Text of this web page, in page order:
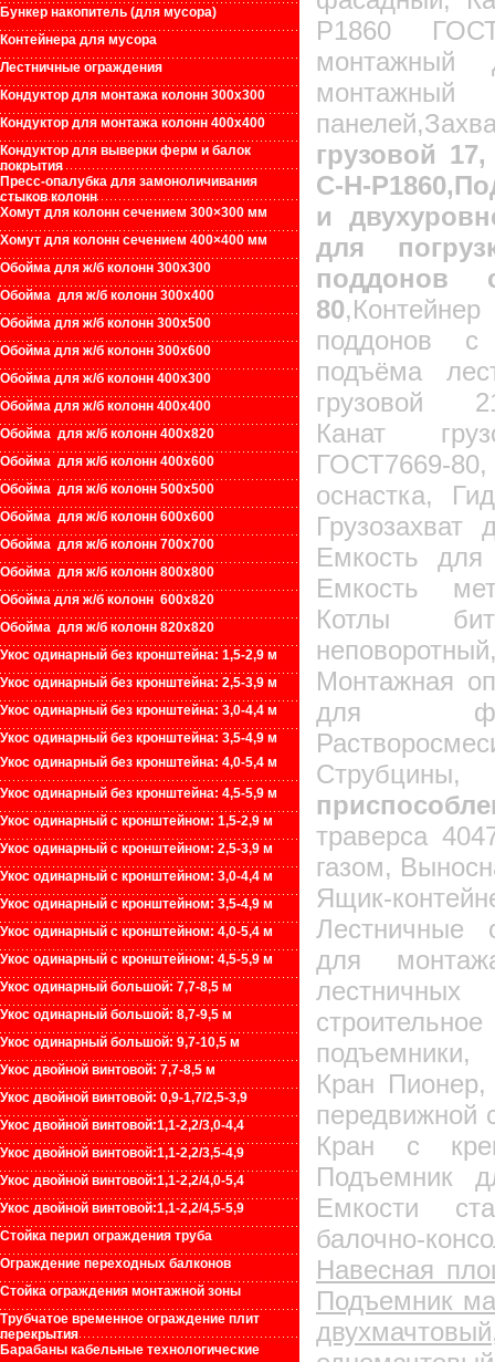
Бункер накопитель (для мусора)
Контейнера для мусора
Лестничные ограждения
Кондуктор для монтажа колонн 300х300
Кондуктор для монтажа колонн 400х400
Кондуктор для выверки ферм и балок
покрытия
Пресс-опалубка для замоноличивания
стыков колонн
Хомут для колонн сечением 300×300 мм
Хомут для колонн сечением 400×400 мм
Обойма для ж/б колонн 300х300
Обойма для ж/б колонн 300х400
Обойма для ж/б колонн 300х500
Обойма для ж/б колонн 300х600
Обойма для ж/б колонн 400х300
Обойма для ж/б колонн 400х400
Обойма для ж/б колонн 400х820
Обойма для ж/б колонн 400х600
Обойма для ж/б колонн 500х500
Обойма для ж/б колонн 600х600
Обойма для ж/б колонн 700х700
Обойма для ж/б колонн 800х800
Обойма для ж/б колонн 600х820
Обойма для ж/б колонн 820х820
Укос одинарный без кронштейна: 1,5-2,9 м
Укос одинарный без кронштейна: 2,5-3,9 м
Укос одинарный без кронштейна: 3,0-4,4 м
Укос одинарный без кронштейна: 3,5-4,9 м
Укос одинарный без кронштейна: 4,0-5,4 м
Укос одинарный без кронштейна: 4,5-5,9 м
Укос одинарный с кронштейном: 1,5-2,9 м
Укос одинарный с кронштейном: 2,5-3,9 м
Укос одинарный с кронштейном: 3,0-4,4 м
Укос одинарный с кронштейном: 3,5-4,9 м
Укос одинарный с кронштейном: 4,0-5,4 м
Укос одинарный с кронштейном: 4,5-5,9 м
Укос одинарный большой: 7,7-8,5 м
Укос одинарный большой: 8,7-9,5 м
Укос одинарный большой: 9,7-10,5 м
Укос двойной винтовой: 7,7-8,5 м
Укос двойной винтовой: 0,9-1,7/2,5-3,9
Укос двойной винтовой:1,1-2,2/3,0-4,4
Укос двойной винтовой:1,1-2,2/3,5-4,9
Укос двойной винтовой:1,1-2,2/4,0-5,4
Укос двойной винтовой:1,1-2,2/4,5-5,9
Стойка перил ограждения труба
Ограждение переходных балконов
Стойка ограждения монтажной зоны
Трубчатое временное ограждение плит
перекрытия
Барабаны кабельные технологические
Р1860
монтажный
грузовой
С-Н-
и
для
поддонов
80
поддонов
подъёма
грузовой
Канат
ГОСТ7669-
оснастка,
Емкость для
Емкость
Котлы
Монтажная
для
траверса
газом,
Ящик-
Лестничные
для
Кран
передвижной
Кран с
Подъемник
Емкости
балочно-
Навесная
Подъемник